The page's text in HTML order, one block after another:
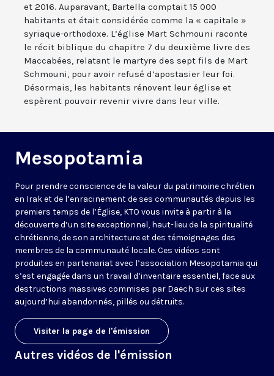
et 2016. Auparavant, Bartella comptait 15 000
habitants et était considérée comme la « capitale »
syriaque-orthodoxe. L’église Mart Schmouni raconte
le récit biblique du chapitre 7 du deuxième livre des
Maccabées, relatant le martyre des sept fils de Mart
Schmouni, pour avoir refusé d’apostasier leur foi.
Désormais, les habitants rénovent leur église et
espèrent pouvoir revenir vivre dans leur ville.
Mesopotamia
Pour prendre conscience de la valeur du patrimoine chrétien
en Irak et de l’enracinement de ses communautés depuis les
premiers temps de l’Église, KTO vous invite à partir à la
découverte d’un site exceptionnel, haut-lieu de la spiritualité
chrétienne, de son architecture et des témoignages des
membres de la communauté locale. Ces vidéos sont
produites en partenariat avec l’association Mesopotamia qui
s’est engagée dans un travail d’inventaire essentiel, face aux
destructions massives commises par Daech sur ces sites
aujourd’hui abandonnés, pillés ou détruits.
Visiter la page de l'émission
Autres vidéos de l'émission